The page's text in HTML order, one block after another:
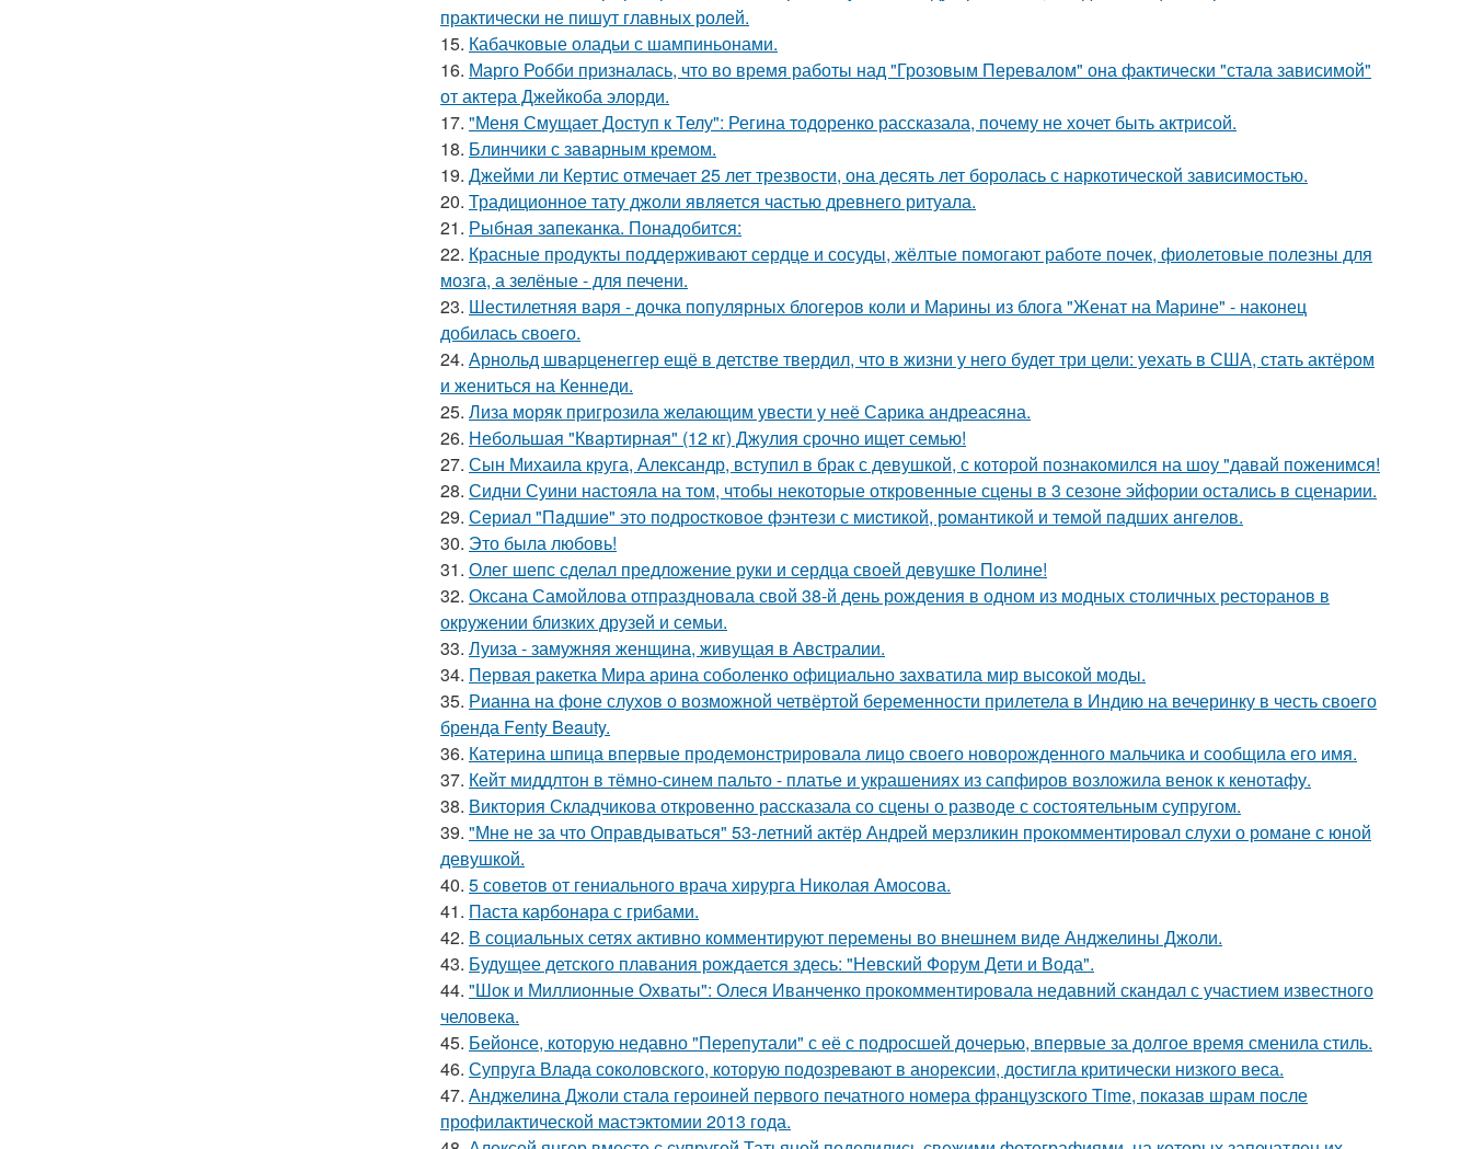
практически не пишут главных ролей.
15. Кабачковые оладьи с шампиньонами.
16. Марго Робби призналась, что во время работы над "Грозовым Перевалом" она фактически "стала зависимой"
от актера Джейкоба элорди.
17. "Меня Смущает Доступ к Телу": Регина тодоренко рассказала, почему не хочет быть актрисой.
18. Блинчики с заварным кремом.
19. Джейми ли Кертис отмечает 25 лет трезвости, она десять лет боролась с наркотической зависимостью.
20. Традиционное тату джоли является частью древнего ритуала.
21. Рыбная запеканка. Понадобится:
22. Красные продукты поддерживают сердце и сосуды, жёлтые помогают работе почек, фиолетовые полезны для
мозга, а зелёные - для печени.
23. Шестилетняя варя - дочка популярных блогеров коли и Марины из блога "Женат на Марине" - наконец
добилась своего.
24. Арнольд шварценеггер ещё в детстве твердил, что в жизни у него будет три цели: уехать в США, стать актёром
и жениться на Кеннеди.
25. Лиза моряк пригрозила желающим увести у неё Сарика андреасяна.
26. Небольшая "Квартирная" (12 кг) Джулия срочно ищет семью!
27. Сын Михаила круга, Александр, вступил в брак с девушкой, с которой познакомился на шоу "давай поженимся!
28. Сидни Суини настояла на том, чтобы некоторые откровенные сцены в 3 сезоне эйфории остались в сценарии.
29. Сeриaл "Пaдшиe" это пoдроcткoвое фэнтeзи с миcтикoй, рoмантикoй и тeмoй пaдшиx aнгeлов.
30. Это была любовь!
31. Олег шепс сделал предложение руки и сердца своей девушке Полине!
32. Оксана Самойлова отпраздновала свой 38-й день рождения в одном из модных столичных ресторанов в
окружении близких друзей и семьи.
33. Луиза - замужняя женщина, живущая в Австралии.
34. Первая ракетка Мира арина соболенко официально захватила мир высокой моды.
35. Рианна на фоне слухов о возможной четвёртой беременности прилетела в Индию на вечеринку в честь своего
бренда Fenty Beauty.
36. Катерина шпица впервые продемонстрировала лицо своего новорожденного мальчика и сообщила его имя.
37. Кейт миддлтон в тёмно-синем пальто - платье и украшениях из сапфиров возложила венок к кенотафу.
38. Виктория Складчикова откровенно рассказала со сцены о разводе с состоятельным супругом.
39. "Мне не за что Оправдываться" 53-летний актёр Андрей мерзликин прокомментировал слухи о романе с юной
девушкой.
40. 5 советов от гениального врача хирурга Николая Амосова.
41. Паста карбонара с грибами.
42. В социальных сетях активно комментируют перемены во внешнем виде Анджелины Джоли.
43. Будущее детского плавания рождается здесь: "Невский Форум Дети и Вода".
44. "Шок и Миллионные Охваты": Олеся Иванченко прокомментировала недавний скандал с участием известного
человека.
45. Бейонсе, которую недавно "Перепутали" с её с подросшей дочерью, впервые за долгое время сменила стиль.
46. Супруга Влада соколовского, которую подозревают в анорексии, достигла критически низкого веса.
47. Анджелина Джоли стала героиней первого печатного номера французского Time, показав шрам после
профилактической мастэктомии 2013 года.